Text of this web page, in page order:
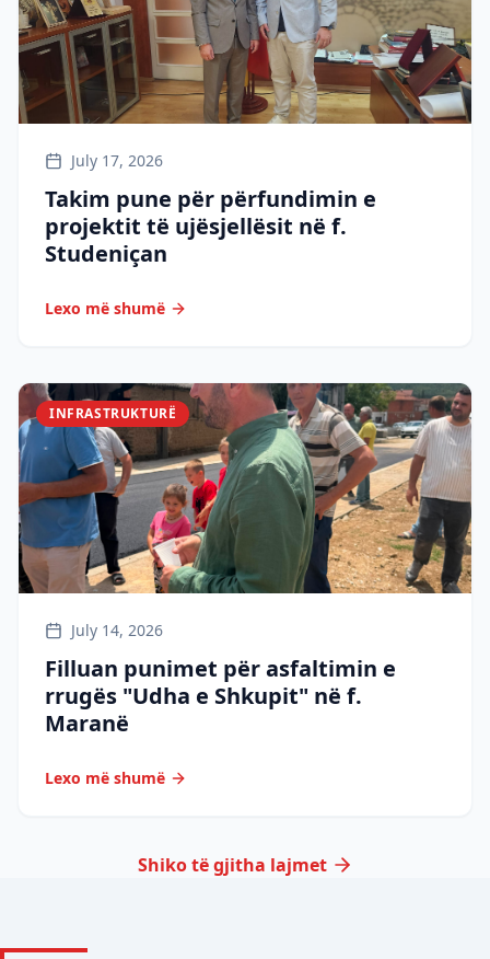
July 17, 2026
Takim pune për përfundimin e
projektit të ujësjellësit në f.
Studeniçan
Lexo më shumë
INFRASTRUKTURË
July 14, 2026
Filluan punimet për asfaltimin e
rrugës "Udha e Shkupit" në f.
Maranë
Lexo më shumë
Shiko të gjitha lajmet